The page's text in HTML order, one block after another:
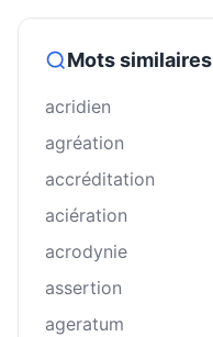
Mots similaires
acridien
agréation
accréditation
aciération
acrodynie
assertion
ageratum